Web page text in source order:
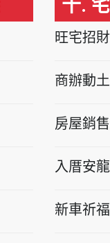
十.
旺宅招
商辦動
房屋銷
入厝安
新車祈